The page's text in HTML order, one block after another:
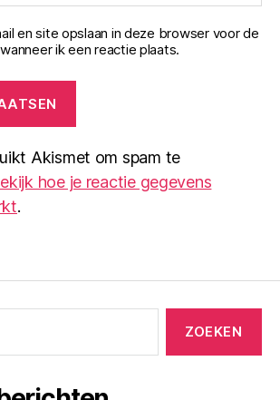
en site opslaan in deze browser voor de
ik een reactie plaats.
Akismet om spam te
hoe je reactie gegevens
.